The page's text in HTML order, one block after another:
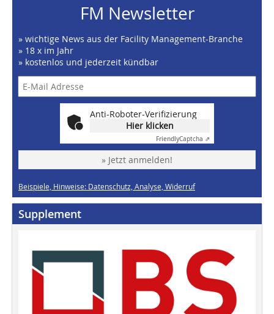
FM Newsletter
» wichtige News aus der Facility Management-Branche
» 18 x im Jahr
» kostenlos und jederzeit kündbar
Anti-Roboter-Verifizierung
Hier klicken
FriendlyCaptcha ⇗
» Jetzt anmelden!
Beispiele, Hinweise: Datenschutz, Analyse, Widerruf
Supplement